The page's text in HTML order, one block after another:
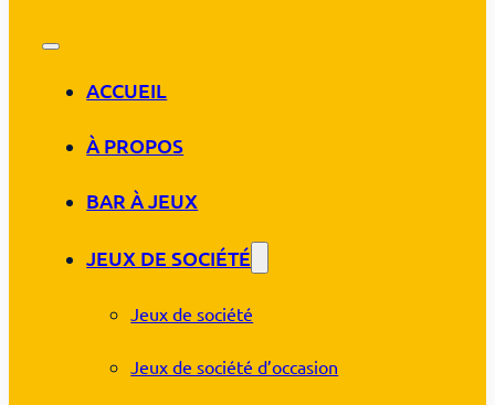
ACCUEIL
À PROPOS
BAR À JEUX
JEUX DE SOCIÉTÉ
Jeux de société
Jeux de société d’occasion